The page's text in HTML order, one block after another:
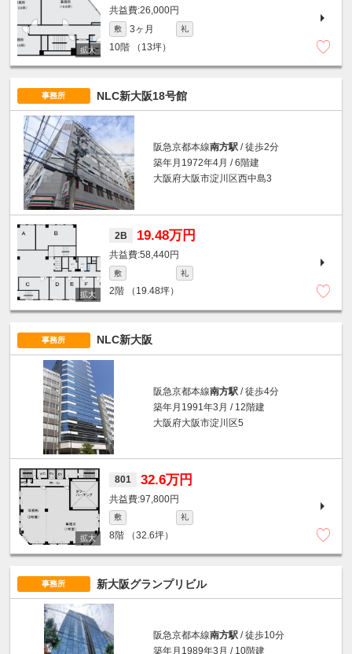
26,000円
敷 3ヶ月 礼
10階 （13坪）
事務所 NLC新大阪18号館
阪急京都本線南方駅 / 徒歩2分
築年月1972年4月 / 6階建
大阪府大阪市淀川区西中島3
2B 19.48万円
58,440円
敷 礼
2階 （19.48坪）
事務所 NLC新大阪
阪急京都本線南方駅 / 徒歩4分
築年月1991年3月 / 12階建
大阪府大阪市淀川区5
801 32.6万円
97,800円
敷 礼
8階 （32.6坪）
事務所 新大阪グランプリビル
阪急京都本線南方駅 / 徒歩10分
築年月1989年3月 / 10階建